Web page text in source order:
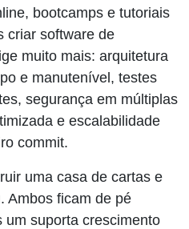
bootcamps e tutoriais
criar software de
muito mais: arquitetura
e manutenível, testes
segurança em múltiplas
e escalabilidade
commit.
uma casa de cartas e
Ambos ficam de pé
um suporta crescimento